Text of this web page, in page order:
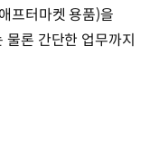
프터마켓 용품)을
론 간단한 업무까지